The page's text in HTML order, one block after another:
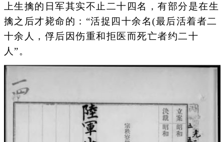
上生擒的日军其实不止二十四名，有部分是在生
擒之后才毙命的：“活捉四十余名(最后活着者二
十余人，俘后因伤重和拒医而死亡者约二十
人”。